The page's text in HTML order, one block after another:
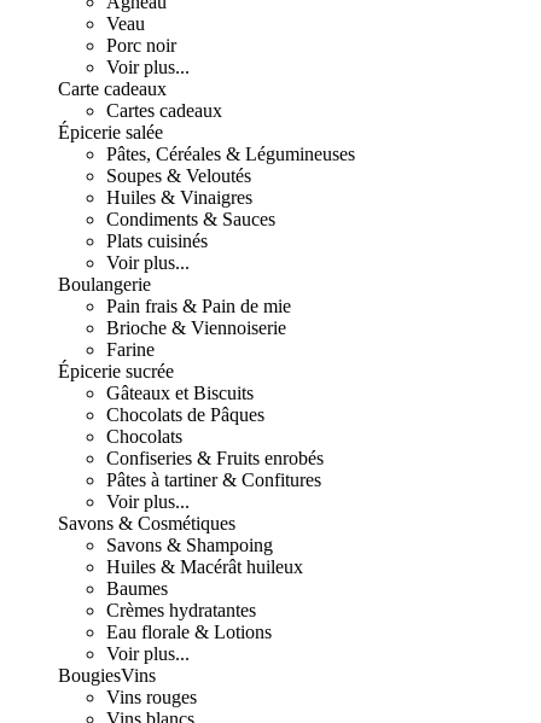
Veau
Porc noir
Voir plus...
Carte cadeaux
Cartes cadeaux
Épicerie salée
Pâtes, Céréales & Légumineuses
Soupes & Veloutés
Huiles & Vinaigres
Condiments & Sauces
Plats cuisinés
Voir plus...
Boulangerie
Pain frais & Pain de mie
Brioche & Viennoiserie
Farine
Épicerie sucrée
Gâteaux et Biscuits
Chocolats de Pâques
Chocolats
Confiseries & Fruits enrobés
Pâtes à tartiner & Confitures
Voir plus...
Savons & Cosmétiques
Savons & Shampoing
Huiles & Macérât huileux
Baumes
Crèmes hydratantes
Eau florale & Lotions
Voir plus...
BougiesVins
Vins rouges
Vins blancs